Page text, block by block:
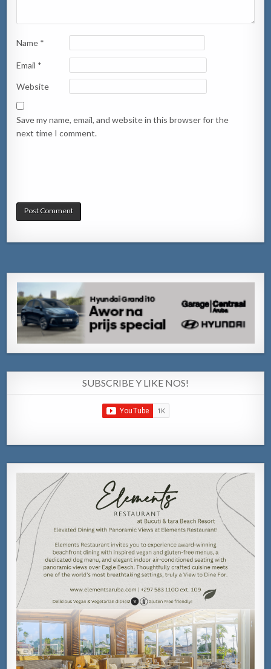
Name *
Email *
Website
Save my name, email, and website in this browser for the
next time I comment.
SUBSCRIBE Y LIKE NOS!